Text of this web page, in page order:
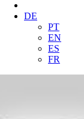
DE
PT
EN
ES
FR